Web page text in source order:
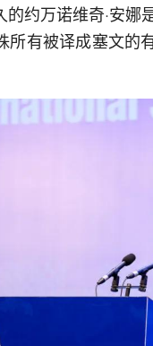
的约万诺维奇·安
所有被译成塞文的